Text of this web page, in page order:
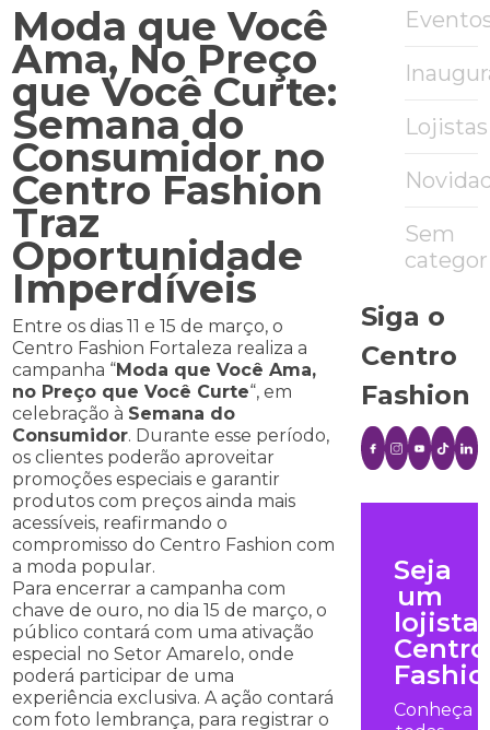
Moda que Você
Ama, No Preço
que Você Curte:
Semana do
Consumidor no
Centro Fashion
Traz
Oportunidade
Imperdíveis
Entre os dias 11 e 15 de março, o
Centro Fashion Fortaleza realiza a
campanha “Moda que Você Ama,
no Preço que Você Curte“, em
celebração à Semana do
Consumidor. Durante esse período,
os clientes poderão aproveitar
promoções especiais e garantir
produtos com preços ainda mais
acessíveis, reafirmando o
compromisso do Centro Fashion com
a moda popular.
Para encerrar a campanha com
chave de ouro, no dia 15 de março, o
público contará com uma ativação
especial no Setor Amarelo, onde
poderá participar de uma
experiência exclusiva. A ação contará
com foto lembrança, para registrar o
Lojistas
Sem
Siga o
Centro
Fashion
Seja
um
lojista
Centro
Conheça